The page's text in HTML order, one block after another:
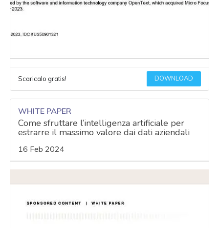
Scaricalo gratis! DOWNLOAD
WHITE PAPER
Come sfruttare l’intelligenza artificiale per
estrarre il massimo valore dai dati aziendali
16 Feb 2024